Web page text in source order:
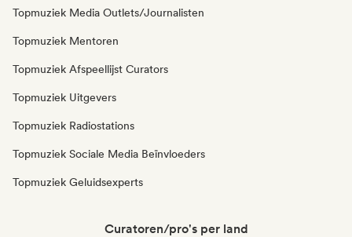
Topmuziek Media Outlets/Journalisten
Topmuziek Mentoren
Topmuziek Afspeellijst Curators
Topmuziek Uitgevers
Topmuziek Radiostations
Topmuziek Sociale Media Beïnvloeders
Topmuziek Geluidsexperts
Curatoren/pro's per land